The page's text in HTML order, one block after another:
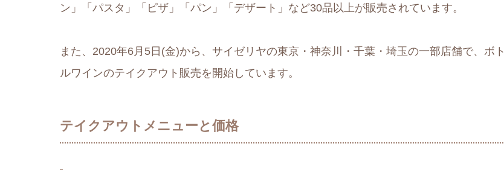
ン」「パスタ」「ピザ」「パン」「デザート」など30品以上が販売されています。
また、2020年6月5日(金)から、サイゼリヤの東京・神奈川・千葉・埼玉の一部店舗で、ボト
ルワインのテイクアウト販売を開始しています。
テイクアウトメニューと価格